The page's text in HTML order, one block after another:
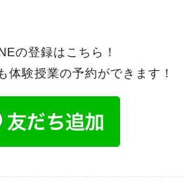
の登録はこちら！
体験授業の予約ができます！